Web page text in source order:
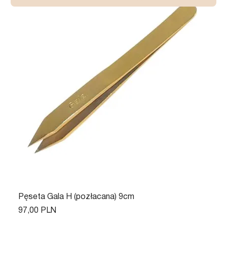
Pęseta Gala H (pozłacana) 9cm
Цена
97,00 PLN